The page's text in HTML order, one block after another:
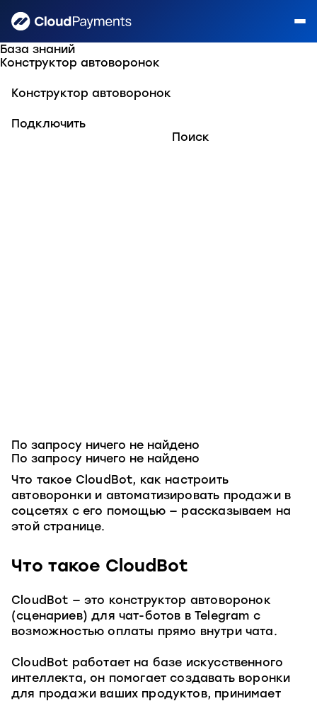
База знаний
Конструктор автоворонок
Конструктор автоворонок
Подключить
Поиск
По запросу ничего не найдено
По запросу ничего не найдено
Что такое CloudBot, как настроить
автоворонки и автоматизировать продажи в
соцсетях с его помощью — рассказываем на
этой странице.
Что такое CloudBot
CloudBot — это конструктор автоворонок
(сценариев) для чат-ботов в Telegram с
возможностью оплаты прямо внутри чата.
CloudBot работает на базе искусственного
интеллекта, он помогает создавать воронки
для продажи ваших продуктов, принимает